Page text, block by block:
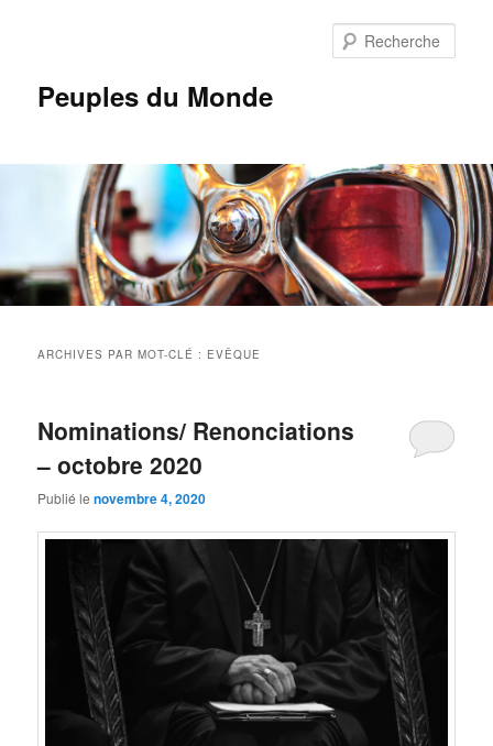
Peuples du Monde
ARCHIVES PAR MOT-CLÉ : EVÊQUE
Nominations/ Renonciations
– octobre 2020
Publié lenovembre 4, 2020